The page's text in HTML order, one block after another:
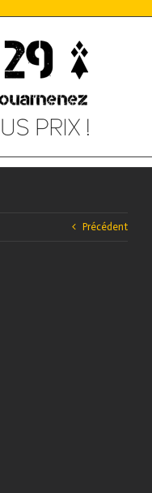
Précédent